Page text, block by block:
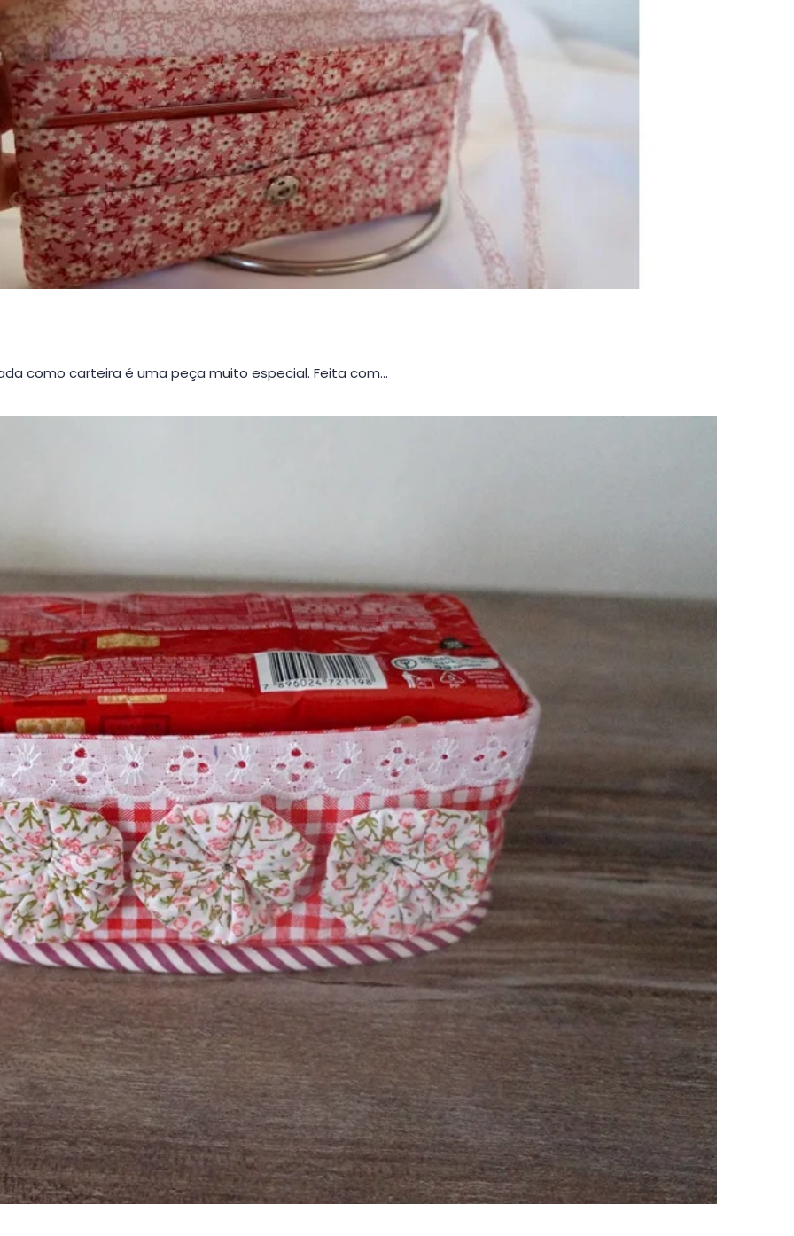
como carteira é uma peça muito especial. Feita com…